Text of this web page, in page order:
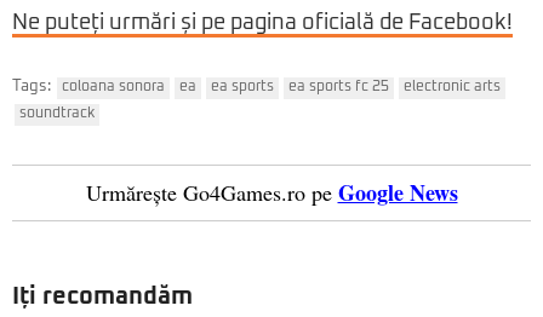
Ne puteți urmări și pe pagina oficială de Facebook!
Tags: coloana sonora ea ea sports ea sports fc 25
electronic arts
soundtrack
Urmărește Go4Games.ro pe Google News
Iți recomandăm